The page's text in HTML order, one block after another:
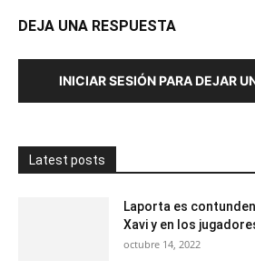
DEJA UNA RESPUESTA
INICIAR SESIÓN PARA DEJAR
Latest posts
Laporta es
Xavi y en los
octubre 14, 2022